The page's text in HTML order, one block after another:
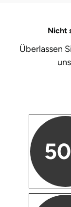
Nicht
Überlassen
50
Mönchengladbach
München
Münster
Nagold